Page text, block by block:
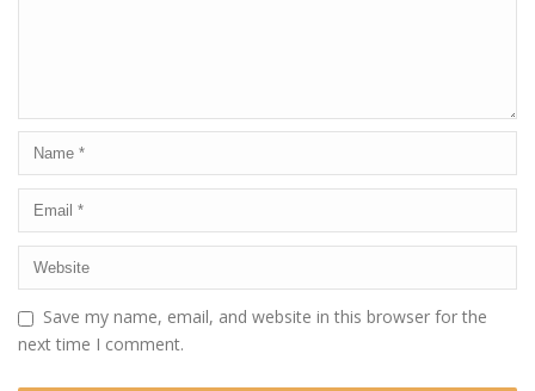
Save my name, email, and website in this browser for the
next time I comment.